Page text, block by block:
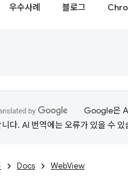
우수사례 블로그
Google은
다. AI 번역에는 오류가 있을 수 있
Docs WebView